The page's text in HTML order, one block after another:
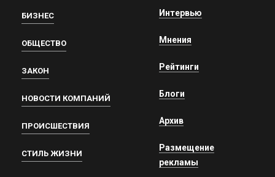
БИЗНЕС
ОБЩЕСТВО
ЗАКОН
НОВОСТИ КОМПАНИЙ
ПРОИСШЕСТВИЯ
СТИЛЬ ЖИЗНИ
Интервью
Мнения
Рейтинги
Блоги
Архив
Размещение
рекламы